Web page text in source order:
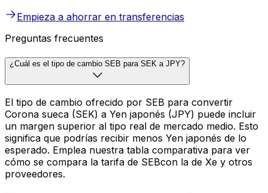
Empieza a ahorrar en transferencias
Preguntas frecuentes
¿Cuál es el tipo de cambio SEB para SEK a JPY?
El tipo de cambio ofrecido por SEB para convertir
Corona sueca (SEK) a Yen japonés (JPY) puede incluir
un margen superior al tipo real de mercado medio. Esto
significa que podrías recibir menos Yen japonés de lo
esperado. Emplea nuestra tabla comparativa para ver
cómo se compara la tarifa de SEBcon la de Xe y otros
proveedores.